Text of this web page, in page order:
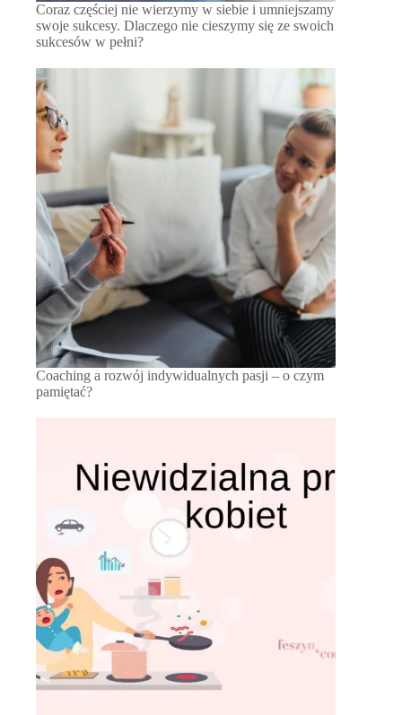
Coraz częściej nie wierzymy w siebie i umniejszamy
swoje sukcesy. Dlaczego nie cieszymy się ze swoich
sukcesów w pełni?
Coaching a rozwój indywidualnych pasji – o czym
pamiętać?